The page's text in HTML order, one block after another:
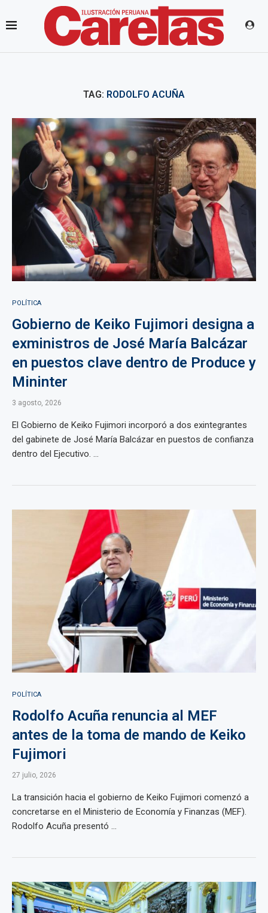
TAG: RODOLFO ACUÑA
POLÍTICA
Gobierno de Keiko Fujimori designa a
exministros de José María Balcázar
en puestos clave dentro de Produce y
Mininter
3 agosto, 2026
El Gobierno de Keiko Fujimori incorporó a dos exintegrantes
del gabinete de José María Balcázar en puestos de confianza
dentro del Ejecutivo. ...
POLÍTICA
Rodolfo Acuña renuncia al MEF
antes de la toma de mando de Keiko
Fujimori
27 julio, 2026
La transición hacia el gobierno de Keiko Fujimori comenzó a
concretarse en el Ministerio de Economía y Finanzas (MEF).
Rodolfo Acuña presentó ...